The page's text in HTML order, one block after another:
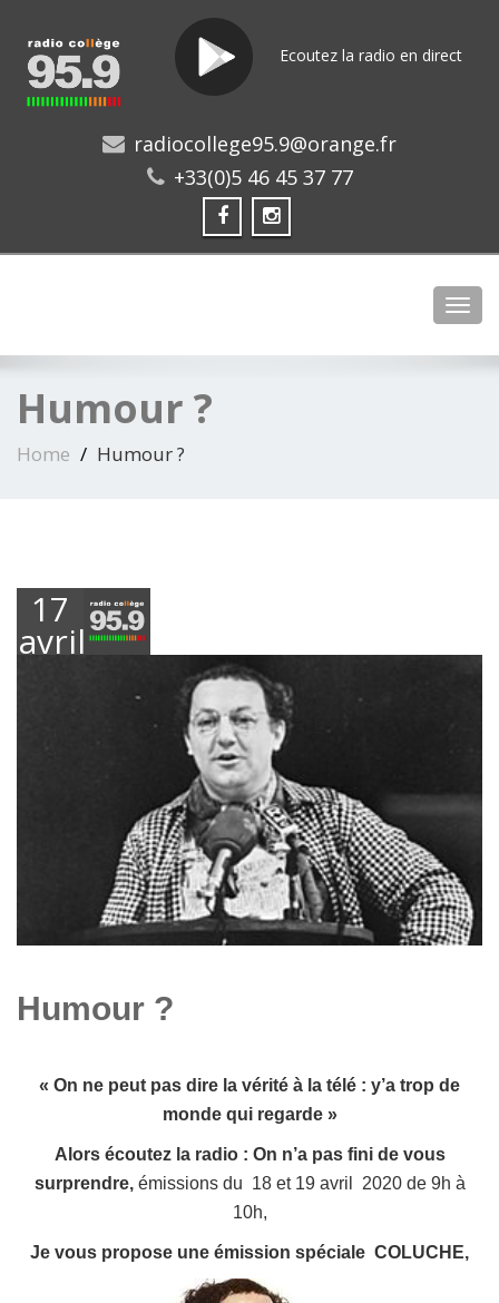
Ecoutez la radio en direct
radiocollege95.9@orange.fr
+33(0)5 46 45 37 77
Humour ?
Home Humour ?
17
avril
Humour ?
« On ne peut pas dire la vérité à la télé : y’a trop de
monde qui regarde »
Alors écoutez la radio : On n’a pas fini de vous
surprendre, émissions du 18 et 19 avril 2020 de 9h à
10h,
Je vous propose une émission spéciale COLUCHE,